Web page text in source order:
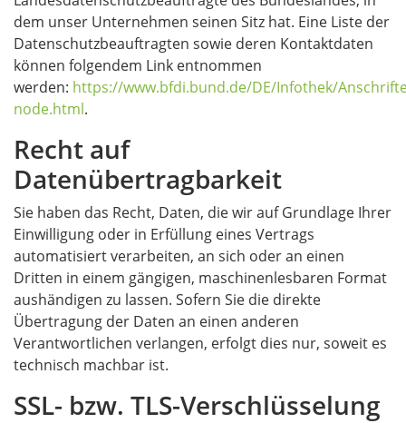
dem unser Unternehmen seinen Sitz hat. Eine Liste der
Datenschutzbeauftragten sowie deren Kontaktdaten
können folgendem Link entnommen
werden: https://www.bfdi.bund.de/DE/Infothek/
node.html.
Recht auf
Datenübertragbarkeit
Sie haben das Recht, Daten, die wir auf Grundlage Ihrer
Einwilligung oder in Erfüllung eines Vertrags
automatisiert verarbeiten, an sich oder an einen
Dritten in einem gängigen, maschinenlesbaren Format
aushändigen zu lassen. Sofern Sie die direkte
Übertragung der Daten an einen anderen
Verantwortlichen verlangen, erfolgt dies nur, soweit es
technisch machbar ist.
SSL- bzw. TLS-Verschlüsselung